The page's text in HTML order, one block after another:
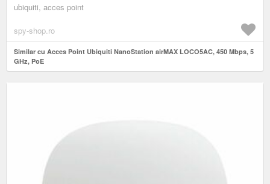
ubiquiti, acces point
spy-shop.ro
Similar cu Acces Point Ubiquiti NanoStation airMAX LOCO5AC, 450 Mbps, 5
GHz, PoE